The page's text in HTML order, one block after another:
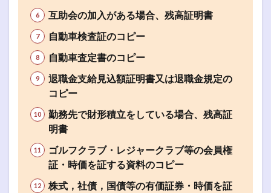
互助会の加入がある場合、残高証明書
自動車検査証のコピー
自動車査定書のコピー
退職金支給見込額証明書又は退職金規定の
コピー
勤務先で財形積立をしている場合、残高証
明書
ゴルフクラブ・レジャークラブ等の会員権
証・時価を証する資料のコピー
株式，社債，国債等の有価証券・時価を証